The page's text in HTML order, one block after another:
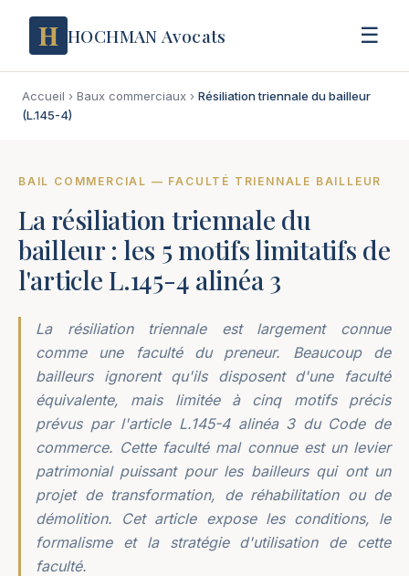
H HOCHMAN Avocats ☰
Accueil › Baux commerciaux › Résiliation triennale du bailleur
(L.145-4)
BAIL COMMERCIAL — FACULTÉ TRIENNALE BAILLEUR
La résiliation triennale du
bailleur : les 5 motifs limitatifs de
l'article L.145-4 alinéa 3
La résiliation triennale est largement connue
comme une faculté du preneur. Beaucoup de
bailleurs ignorent qu'ils disposent d'une faculté
équivalente, mais limitée à cinq motifs précis
prévus par l'article L.145-4 alinéa 3 du Code de
commerce. Cette faculté mal connue est un levier
patrimonial puissant pour les bailleurs qui ont un
projet de transformation, de réhabilitation ou de
démolition. Cet article expose les conditions, le
formalisme et la stratégie d'utilisation de cette
faculté.